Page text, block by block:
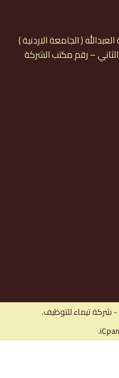
( الجامعة الاردنية )
– رقم مكتب الشركة